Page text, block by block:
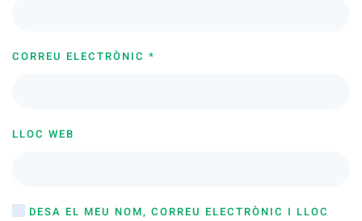
CORREU ELECTRÒNIC *
LLOC WEB
DESA EL MEU NOM, CORREU ELECTRÒNIC I LLOC